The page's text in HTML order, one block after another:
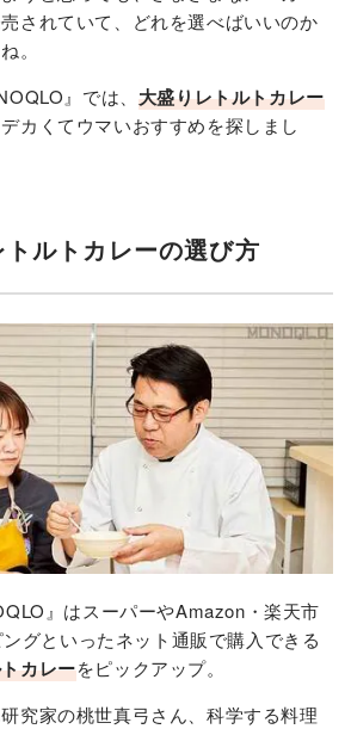
されていて、どれを選べばいいのか
。
』では、 大盛りレトルトカレー
カくてウマいおすすめを探しまし
ルトカレーの選び方
』はスーパーやAmazon・楽天市
グといったネット通販で購入できる
カレーをピックアップ。
究家の桃世真弓さん、科学する料理